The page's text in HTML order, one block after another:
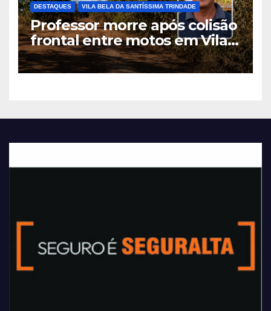
DESTAQUES VILA BELA DA SANTÍSSIMA TRINDADE
Professor morre após colisão
frontal entre motos em Vila
Bela da Santíssima Trindade